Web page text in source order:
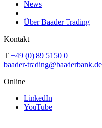
News
Über Baader Trading
Kontakt
T +49 (0) 89 5150 0
baader-trading@baaderbank.de
Online
LinkedIn
YouTube